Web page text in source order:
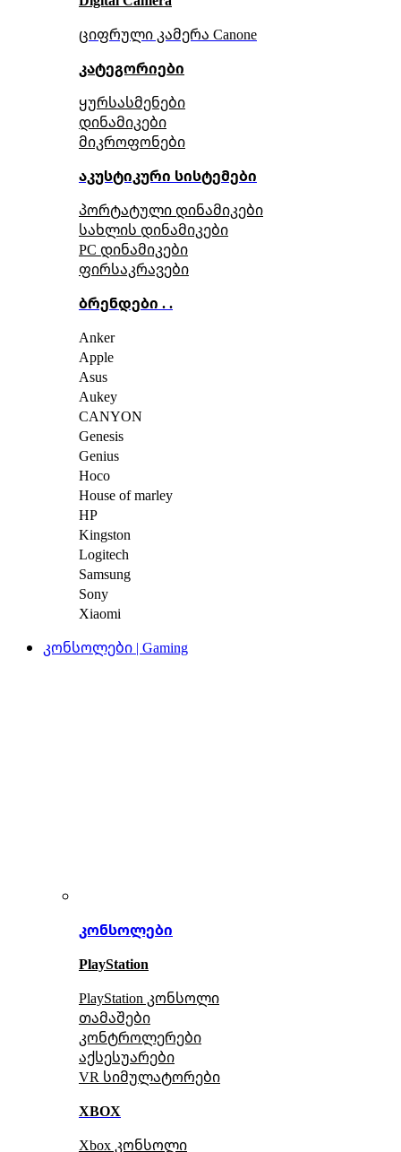
ციფრული კამერა Сanone
კატეგორიები
ყურსასმენები
დინამიკები
მიკროფონები
აკუსტიკური სისტემები
პორტატული დინამიკები
სახლის დინამიკები
PC დინამიკები
ფირსაკრავები
ბრენდები . .
Anker
Apple
Asus
Aukey
CANYON
Genesis
Genius
Hoco
House of marley
HP
Kingston
Logitech
Samsung
Sony
Xiaomi
კონსოლები | Gaming
კონსოლები
PlayStation
PlayStation კონსოლი
თამაშები
კონტროლერები
აქსესუარები
VR სიმულატორები
XBOX
Xbox კონსოლი